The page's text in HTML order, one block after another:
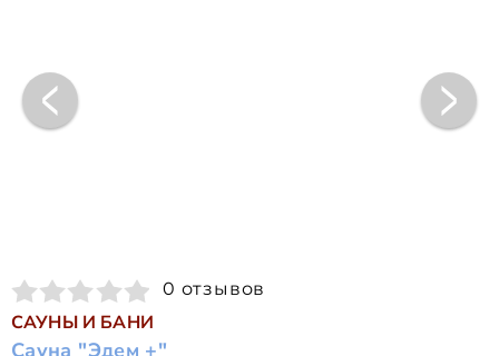
0 отзывов
САУНЫ И БАНИ
Сауна "Эдем +"